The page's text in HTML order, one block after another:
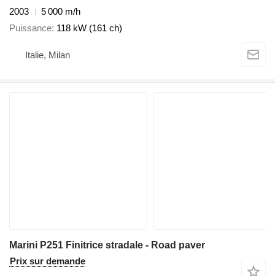
2003
5 000 m/h
Puissance 118 kW (161 ch)
Italie, Milan
Marini P251 Finitrice stradale - Road paver
Prix sur demande